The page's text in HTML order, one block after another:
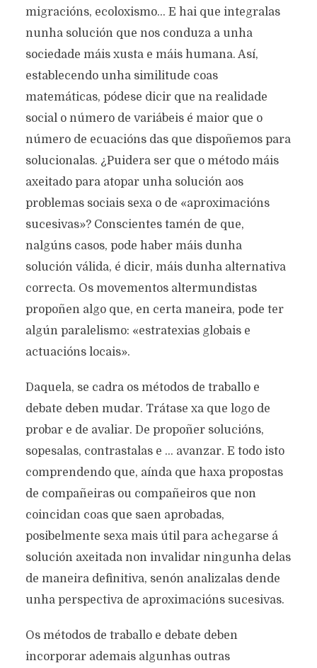
migracións, ecoloxismo… E hai que integralas
nunha solución que nos conduza a unha
sociedade máis xusta e máis humana. Así,
establecendo unha similitude coas
matemáticas, pódese dicir que na realidade
social o número de variábeis é maior que o
número de ecuacións das que dispoñemos para
solucionalas. ¿Puidera ser que o método máis
axeitado para atopar unha solución aos
problemas sociais sexa o de «aproximacións
sucesivas»? Conscientes tamén de que,
nalgúns casos, pode haber máis dunha
solución válida, é dicir, máis dunha alternativa
correcta. Os movementos altermundistas
propoñen algo que, en certa maneira, pode ter
algún paralelismo: «estratexias globais e
actuacións locais».
Daquela, se cadra os métodos de traballo e
debate deben mudar. Trátase xa que logo de
probar e de avaliar. De propoñer solucións,
sopesalas, contrastalas e … avanzar. E todo isto
comprendendo que, aínda que haxa propostas
de compañeiras ou compañeiros que non
coincidan coas que saen aprobadas,
posibelmente sexa mais útil para achegarse á
solución axeitada non invalidar ningunha delas
de maneira definitiva, senón analizalas dende
unha perspectiva de aproximacións sucesivas.
Os métodos de traballo e debate deben
incorporar ademais algunhas outras